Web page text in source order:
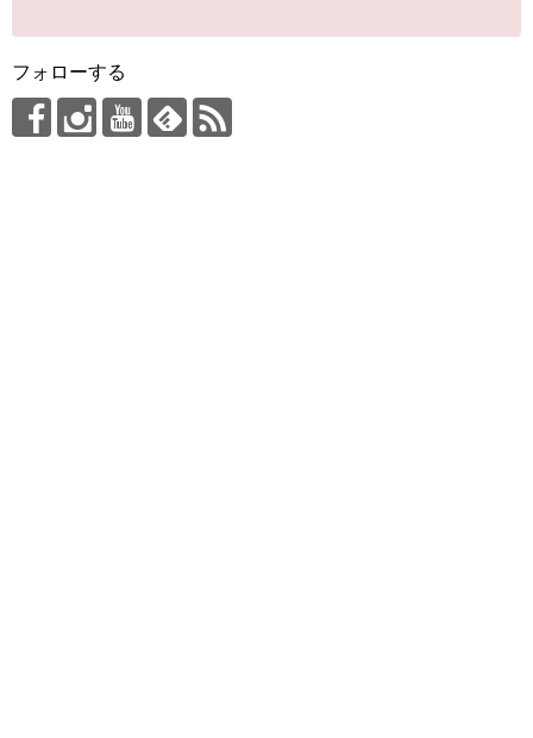
フォローする